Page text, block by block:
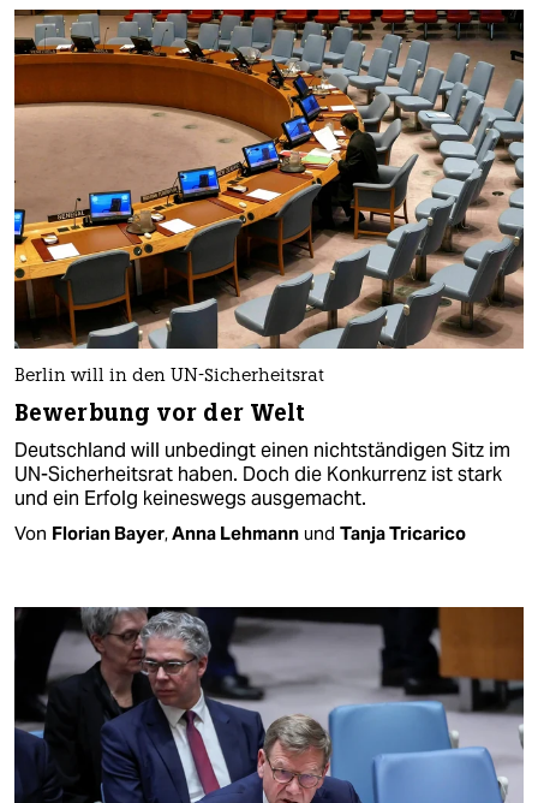
Berlin will in den UN-Sicherheitsrat
Bewerbung vor der Welt
Deutschland will unbedingt einen nichtständigen Sitz im
UN-Sicherheitsrat haben. Doch die Konkurrenz ist stark
und ein Erfolg keineswegs ausgemacht.
Von Florian Bayer,Anna Lehmann und Tanja Tricarico